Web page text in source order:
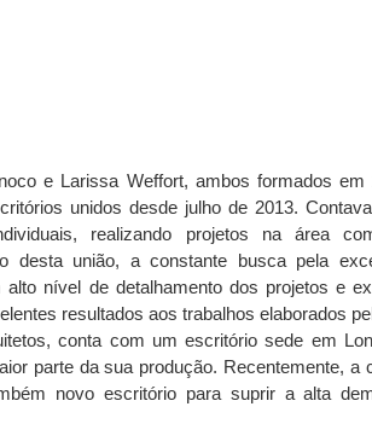
e Larissa Weffort, ambos formados em
unidos desde julho de 2013.
realizando projetos na área
desta união, a constante busca pela
alto nível de detalhamento dos projetos e
resultados aos trabalhos elaborados
conta com um escritório sede em
parte da sua produção. Recentemente, a
novo escritório para suprir a alta